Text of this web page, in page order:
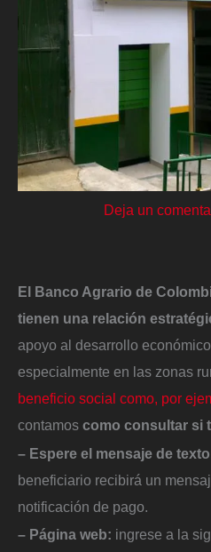
Deja un
El Banco Agrario de
tienen una relación
apoyo al desarrollo
especialmente en las zonas
beneficio social como, por
contamos como consultar si
– Espere el mensaje de
beneficiario recibirá un
notificación de pago.
– Página web: ingrese a la